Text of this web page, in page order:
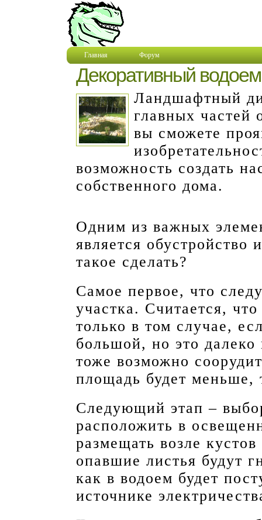
Главная Форум
Декоративный
Ландшафтный
главных частей
вы сможете
возможность создать
собственного дома.
Одним из важных
является
такое сделать?
Самое первое, что
участка. Считается,
только в том случае,
большой, но это
тоже возможно
площадь будет меньше,
Следующий этап –
расположить в
размещать возле
опавшие листья будут
как в водоем будет
источнике